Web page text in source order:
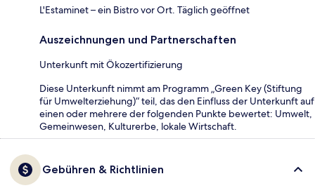
L'Estaminet – ein Bistro vor Ort. Täglich geöffnet
Auszeichnungen und Partnerschaften
Unterkunft mit Ökozertifizierung
Diese Unterkunft nimmt am Programm „Green Key (Stiftung
für Umwelterziehung)“ teil, das den Einfluss der Unterkunft auf
einen oder mehrere der folgenden Punkte bewertet: Umwelt,
Gemeinwesen, Kulturerbe, lokale Wirtschaft.
Gebühren & Richtlinien